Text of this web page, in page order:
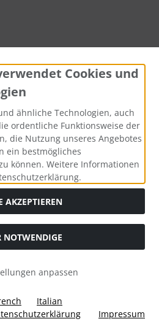
Cookies und
ähnliche Technologien, auch
ordentliche Funktionsweise der
die Nutzung unseres Angebotes
ein bestmögliches
können. Weitere Informationen
AKZEPTIEREN
NOTWENDIGE
anpassen
Italian
Impressum